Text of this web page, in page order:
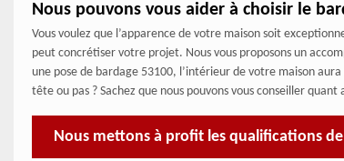
Nous pouvons vous aider à choisir le
Vous voulez que l’apparence de votre maison soit
peut concrétiser votre projet. Nous vous proposons un
une pose de bardage 53100, l’intérieur de votre maison
tête ou pas ? Sachez que nous pouvons vous conseiller
Nous mettons à profit les qualifications